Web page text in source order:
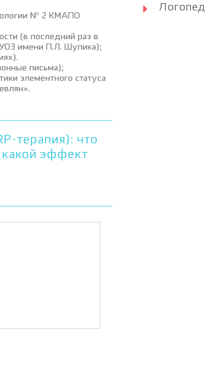
№ 2 КМАПО
(в последний раз в
имени П.Л. Шупика);
письма);
элементного статуса
терапия): что
какой эффект
Логопед